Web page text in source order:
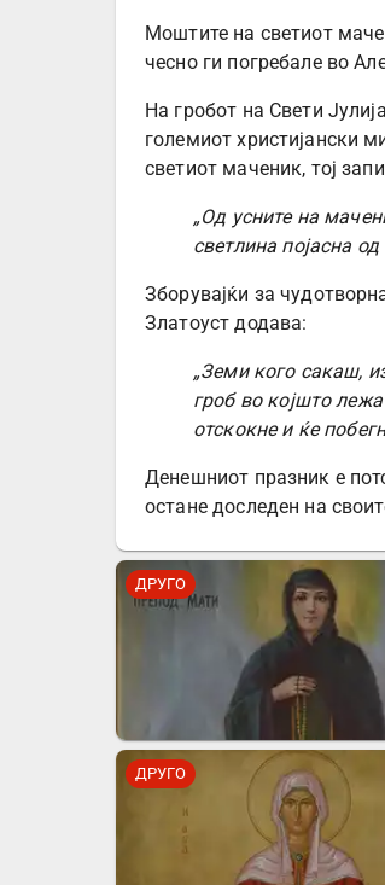
Моштите на светиот
чесно ги погребале во
На гробот на Свети
големиот христијански
светиот маченик, тој
„Од усните на
светлина појасна
Зборувајќи за
Златоуст додава:
„Земи кого сакаш,
гроб во којшто
отскокне и ќе
Денешниот празник е
остане доследен на
ДРУГО
ДРУГО